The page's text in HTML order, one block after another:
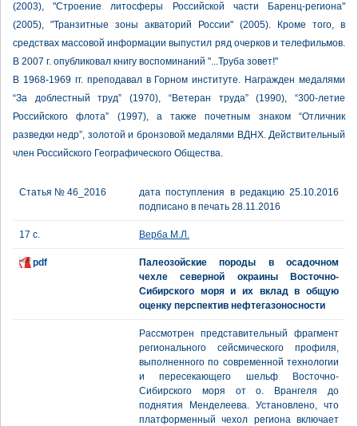
(2003), "Строение литосферы Российской части Баренц-региона"
(2005), "Транзитные зоны акваторий России" (2005). Кроме того, в
средствах массовой информации выпустил ряд очерков и телефильмов.
В 2007 г. опубликовал книгу воспоминаний "...Труба зовет!"
В 1968-1969 гг. преподавал в Горном институте. Награжден медалями
“За доблестный труд” (1970), “Ветеран труда” (1990), “300-летие
Российского флота” (1997), а также почетным знаком “Отличник
разведки недр”, золотой и бронзовой медалями ВДНХ. Действительный
член Российского Географического Общества.
Статья № 46_2016
дата поступления в редакцию 25.10.2016
подписано в печать 28.11.2016
17 с. Верба М.Л.
pdf
Палеозойские породы в осадочном
чехле северной окраины Восточно-
Сибирского моря и их вклад в общую
оценку перспектив нефтегазоносности
Рассмотрен представительный фрагмент
регионального сейсмического профиля,
выполненного по современной технологии
и пересекающего шельф Восточно-
Сибирского моря от о. Врангеля до
поднятия Менделеева. Установлено, что
платформенный чехол региона включает